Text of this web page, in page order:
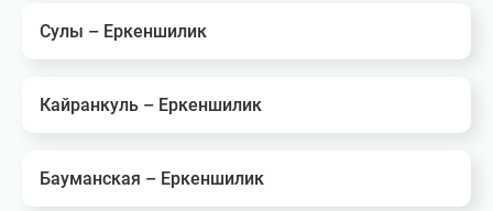
Сулы – Еркеншилик
Кайранкуль – Еркеншилик
Бауманская – Еркеншилик